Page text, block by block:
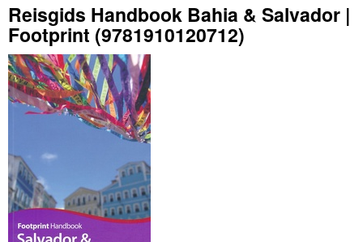
Reisgids Handbook Bahia & Salvador |
Footprint (9781910120712)